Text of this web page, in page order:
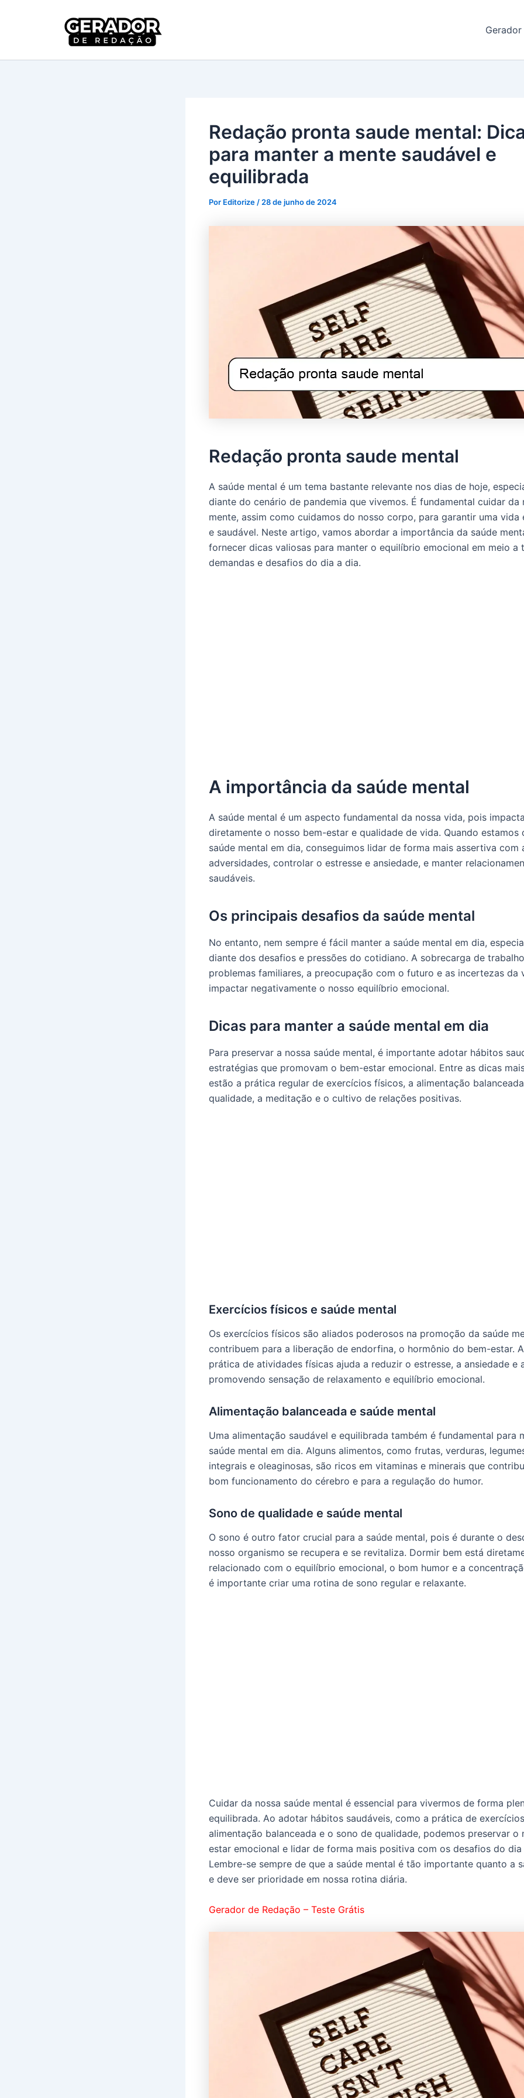
Redação pronta saude mental:
para manter a mente saudável e
equilibrada
Por Editorize / 28 de junho de 2024
Redação pronta saude mental
A saúde mental é um tema bastante relevante nos dias de hoje,
diante do cenário de pandemia que vivemos. É fundamental cuidar da
mente, assim como cuidamos do nosso corpo, para garantir uma vida
e saudável. Neste artigo, vamos abordar a importância da saúde
fornecer dicas valiosas para manter o equilíbrio emocional em meio a
demandas e desafios do dia a dia.
A importância da saúde mental
A saúde mental é um aspecto fundamental da nossa vida, pois impacta
diretamente o nosso bem-estar e qualidade de vida. Quando estamos
saúde mental em dia, conseguimos lidar de forma mais assertiva com
adversidades, controlar o estresse e ansiedade, e manter
saudáveis.
Os principais desafios da saúde mental
No entanto, nem sempre é fácil manter a saúde mental em dia,
diante dos desafios e pressões do cotidiano. A sobrecarga de
problemas familiares, a preocupação com o futuro e as incertezas da
impactar negativamente o nosso equilíbrio emocional.
Dicas para manter a saúde mental em dia
Para preservar a nossa saúde mental, é importante adotar hábitos
estratégias que promovam o bem-estar emocional. Entre as dicas
estão a prática regular de exercícios físicos, a alimentação
qualidade, a meditação e o cultivo de relações positivas.
Exercícios físicos e saúde mental
Os exercícios físicos são aliados poderosos na promoção da saúde
contribuem para a liberação de endorfina, o hormônio do bem-estar.
prática de atividades físicas ajuda a reduzir o estresse, a ansiedade e
promovendo sensação de relaxamento e equilíbrio emocional.
Alimentação balanceada e saúde mental
Uma alimentação saudável e equilibrada também é fundamental para
saúde mental em dia. Alguns alimentos, como frutas, verduras,
integrais e oleaginosas, são ricos em vitaminas e minerais que
bom funcionamento do cérebro e para a regulação do humor.
Sono de qualidade e saúde mental
O sono é outro fator crucial para a saúde mental, pois é durante o
nosso organismo se recupera e se revitaliza. Dormir bem está
relacionado com o equilíbrio emocional, o bom humor e a
é importante criar uma rotina de sono regular e relaxante.
Cuidar da nossa saúde mental é essencial para vivermos de forma
equilibrada. Ao adotar hábitos saudáveis, como a prática de
alimentação balanceada e o sono de qualidade, podemos preservar o
estar emocional e lidar de forma mais positiva com os desafios do dia
Lembre-se sempre de que a saúde mental é tão importante quanto a
e deve ser prioridade em nossa rotina diária.
Gerador de Redação – Teste Grátis